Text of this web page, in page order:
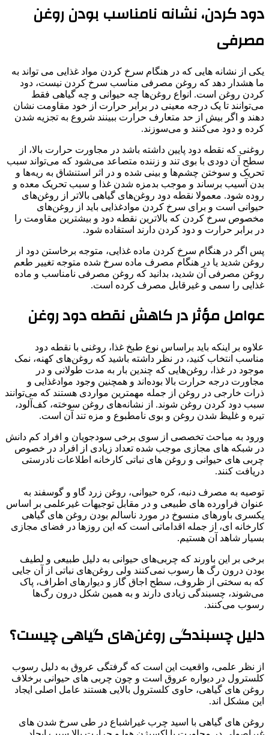
دود کردن، نشانه نامناسب بودن روغن
مصرفی
یکی از نشانه هایی که در هنگام سرخ کردن مواد غذایی می تواند به
ما هشدار دهد که روغن مصرفی مناسب سرخ کردن نیست، دود
کردن روغن است. انواع روغن‌ها چه حیوانی و چه گیاهی فقط
می‌توانند تا یک درجه معینی در برابر حرارت از خود مقاومت نشان
دهند و اگر بیش از حد متعارف حرارت ببینند شروع به تجزیه شدن
کرده و دود می‌کنند و می‌سوزند.
روغنی که نقطه دود پایین داشته باشد در مجاورت حرارت بالا، از
سطح آن دودی با بوی تند و زننده متصاعد می‌شود که می‌تواند سبب
تحریک و سوختن چشم‌ها و بینی شده و در اثر استنشاق به ریه‌ها و
بدن آسیب برساند و موجب بدمزه شدن غذا و سبب تحریک معده و
روده شود. معمولا نقطه دود روغن‌های گیاهی بالاتر از روغن‌های
حیوانی است و برای سرخ کردن موادغذایی باید از روغن‌های
مخصوص سرخ کردن که بالاترین نقطه دود و بیشترین مقاومت را
در برابر حرارت و دود کردن دارند استفاده شود.
پس اگر در هنگام سرخ کردن ماده غذایی، متوجه برخاستن دود از
روغن شدید یا در هنگام مصرف ماده سرخ شده متوجه تغییر طعم
روغن مصرفی آن شدید، بدانید که روغن مصرفی نامناسب و ماده
غذایی را سمی و غیرقابل مصرف کرده است.
عوامل مؤثر در کاهش نقطه دود روغن
علاوه بر اینکه باید براساس نوع طبخ غذا، روغنی با نقطه دود
مناسب انتخاب کنید، در نظر داشته باشید که روغن‌های کهنه، نمک
موجود در غذا، روغن‌هایی که چندین بار به مدت طولانی و در
مجاورت درجه حرارت بالا بوده‌اند و همچنین وجود موادغذایی و
ذرات خارجی در روغن از جمله مهمترین مواردی هستند که می‌توانند
سبب دود کردن روغن شوند. از نشانه‌های روغن سوخته، کف‌آلود،
تیره و غلیظ شدن روغن و بوی نامطبوع و مزه تند آن است.
ورود به مباحث تخصصی از سوی برخی سودجویان و افراد کم دانش
در شبکه های مجازی موجب شده تعداد زیادی از افراد در خصوص
چربی های حیوانی و روغن های نباتی کارخانه اطلاعات نادرستی
دریافت کنند.
توصیه به مصرف دنبه، کره حیوانی، روغن زرد گاو و گوسفند به
عنوان فراورده های طبیعی و در مقابل توجیهات غیرعلمی بر اساس
یکسری باورهای منسوخ در مورد ناسالم بودن روغن های گیاهی
کارخانه ای، از جمله اقداماتی است که این روزها در فضای مجازی
بسیار شاهد آن هستیم.
برخی بر این باورند که چربی‌های حیوانی به دلیل طبیعی و لطیف
بودن درون رگ ها رسوب نمی‌کنند ولی روغن‌های نباتی از آن جایی
که به سختی از ظروف، سطح اجاق گاز و دیوارهای اطراف، پاک
می‌شوند، چسبندگی زیادی دارند و به همین شکل درون رگ‌ها
رسوب می‌کنند.
دلیل چسبندگی روغن‌های گیاهی چیست؟
از نظر علمی، واقعیت این است که گرفتگی عروق به دلیل رسوب
کلسترول در دیواره عروق است و چون چربی های حیوانی برخلاف
روغن های گیاهی، حاوی کلسترول بالایی هستند عامل اصلی ایجاد
این مشکل اند.
روغن های گیاهی با اسید چرب غیراشباع در طی سرخ شدن های